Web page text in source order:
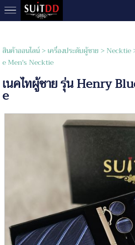
สินค้าออนไลน์>เครื่องประดับผู้ชาย > Necktie
e Men's Necktie
เนคไทผู้ชาย รุ่น Henry
e